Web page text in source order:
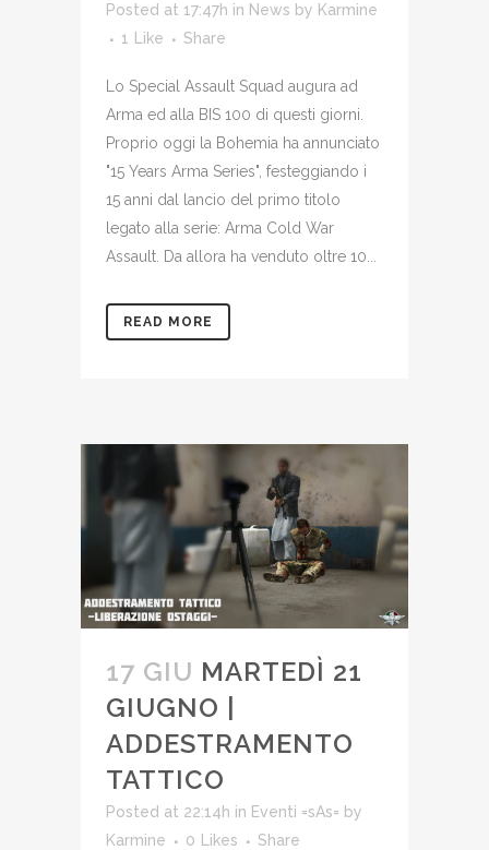
Posted at 17:47h in News by Karmine
1
Like Share
Lo Special Assault Squad augura ad
Arma ed alla BIS 100 di questi giorni.
Proprio oggi la Bohemia ha annunciato
"15 Years Arma Series", festeggiando i
15 anni dal lancio del primo titolo
legato alla serie: Arma Cold War
Assault. Da allora ha venduto oltre 10...
READ MORE
17 GIU MARTEDÌ 21
GIUGNO |
ADDESTRAMENTO
TATTICO
Posted at 22:14h in Eventi =sAs= by
Karmine
0 Likes Share